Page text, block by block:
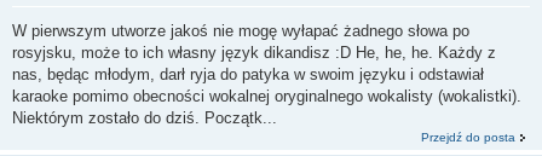
W pierwszym utworze jakoś nie mogę wyłapać żadnego słowa po
rosyjsku, może to ich własny język dikandisz :D He, he, he. Każdy z
nas, będąc młodym, darł ryja do patyka w swoim języku i odstawiał
karaoke pomimo obecności wokalnej oryginalnego wokalisty (wokalistki).
Niektórym zostało do dziś. Początk...
Przejdź do posta